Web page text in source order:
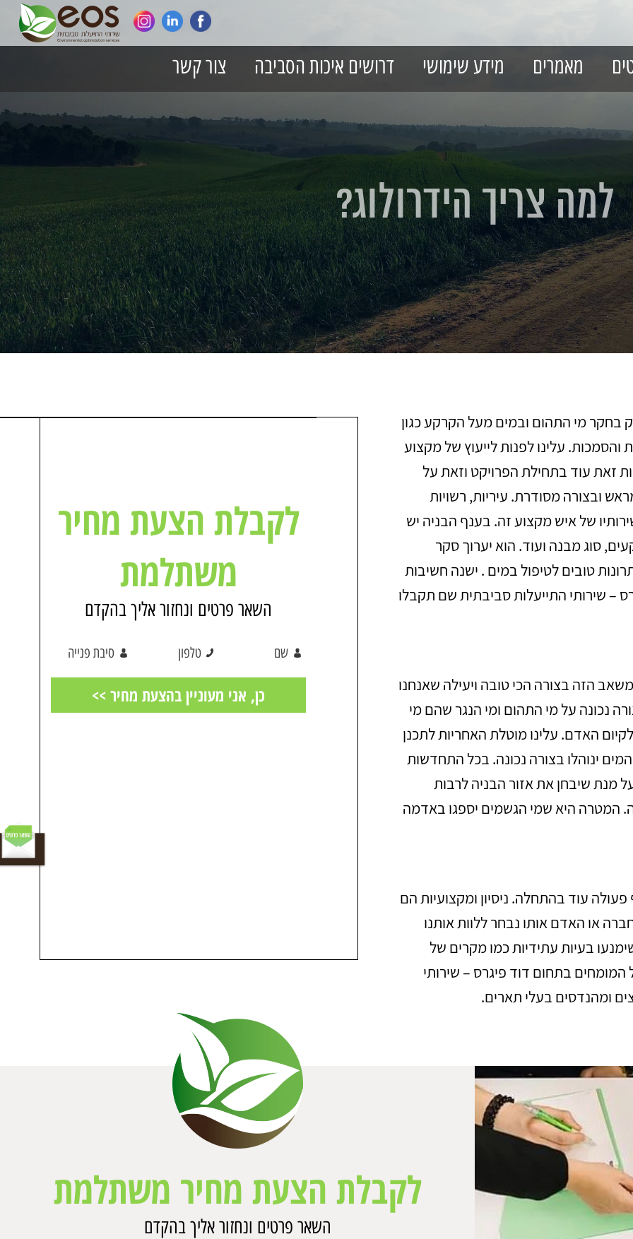
מאמרים מידע שימושי דרושים איכות הסביבה צור קשר
למה צריך הידרולוג?
בחקר מי התהום ובמים מעל הקרקע כגון
והסמכות. עלינו לפנות לייעוץ של מקצוע
זאת עוד בתחילת הפרויקט וזאת על
ובצורה מסודרת. עיריות, רשויות
של איש מקצוע זה. בענף הבניה יש
סוג מבנה ועוד. הוא יערוך סקר
טובים לטיפול במים . ישנה חשיבות
– שירותי התייעלות סביבתית שם תקבלו
הזה בצורה הכי טובה ויעילה שאנחנו
נכונה על מי התהום ומי הנגר שהם מי
האדם. עלינו מוטלת האחריות לתכנן
ינוהלו בצורה נכונה. בכל התחדשות
על מנת שיבחן את אזור הבניה לרבות
המטרה היא שמי הגשמים יספגו באדמה
עוד בהתחלה. ניסיון ומקצועיות הם
או האדם אותו נבחר ללוות אותנו
בעיות עתידיות כמו מקרים של
בתחום דוד פיגרס – שירותי
ומהנדסים בעלי תארים.
לקבלת הצעת מחיר
משתלמת
השאר פרטים ונחזור אליך בהקדם
לקבלת הצעת מחיר משתלמת
השאר פרטים ונחזור אליך בהקדם